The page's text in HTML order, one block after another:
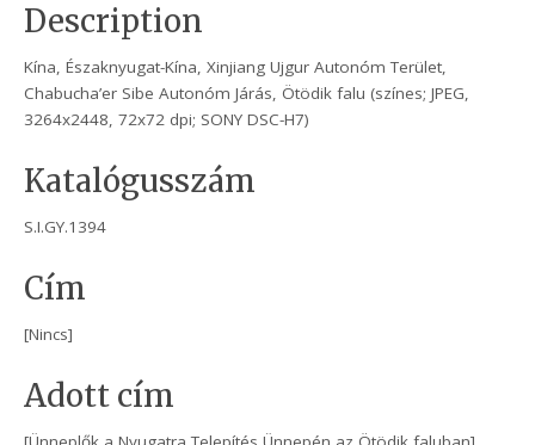
Description
Kína, Északnyugat-Kína, Xinjiang Ujgur Autonóm Terület,
Chabucha’er Sibe Autonóm Járás, Ötödik falu (színes; JPEG,
3264x2448, 72x72 dpi; SONY DSC-H7)
Katalógusszám
S.I.GY.1394
Cím
[Nincs]
Adott cím